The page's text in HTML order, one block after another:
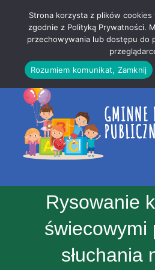
treści
strony
Rysowanie
świecowymi
słuchania
Strona korzysta z plików cookies
zgodnie z Polityką Prywatności.
przechowywania lub dostępu do
Rozumiem komunikat, Zamknij